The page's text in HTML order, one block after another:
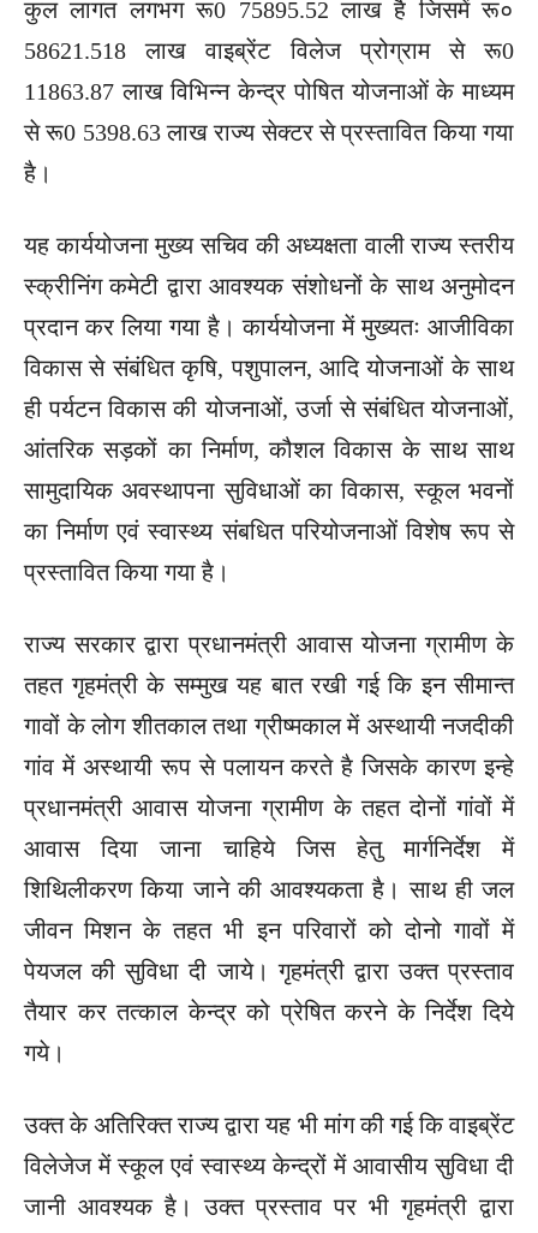
कुल लागत लगभग रू0 75895.52 लाख है जिसमें रू०
58621.518 लाख वाइब्रेंट विलेज प्रोग्राम से रू0
11863.87 लाख विभिन्न केन्द्र पोषित योजनाओं के माध्यम
से रू0 5398.63 लाख राज्य सेक्टर से प्रस्तावित किया गया
है।
यह कार्ययोजना मुख्य सचिव की अध्यक्षता वाली राज्य स्तरीय
स्क्रीनिंग कमेटी द्वारा आवश्यक संशोधनों के साथ अनुमोदन
प्रदान कर लिया गया है। कार्ययोजना में मुख्यतः आजीविका
विकास से संबंधित कृषि, पशुपालन, आदि योजनाओं के साथ
ही पर्यटन विकास की योजनाओं, उर्जा से संबंधित योजनाओं,
आंतरिक सड़कों का निर्माण, कौशल विकास के साथ साथ
सामुदायिक अवस्थापना सुविधाओं का विकास, स्कूल भवनों
का निर्माण एवं स्वास्थ्य संबधित परियोजनाओं विशेष रूप से
प्रस्तावित किया गया है।
राज्य सरकार द्वारा प्रधानमंत्री आवास योजना ग्रामीण के
तहत गृहमंत्री के सम्मुख यह बात रखी गई कि इन सीमान्त
गावों के लोग शीतकाल तथा ग्रीष्मकाल में अस्थायी नजदीकी
गांव में अस्थायी रूप से पलायन करते है जिसके कारण इन्हे
प्रधानमंत्री आवास योजना ग्रामीण के तहत दोनों गांवों में
आवास दिया जाना चाहिये जिस हेतु मार्गनिर्देश में
शिथिलीकरण किया जाने की आवश्यकता है। साथ ही जल
जीवन मिशन के तहत भी इन परिवारों को दोनो गावों में
पेयजल की सुविधा दी जाये। गृहमंत्री द्वारा उक्त प्रस्ताव
तैयार कर तत्काल केन्द्र को प्रेषित करने के निर्देश दिये
गये।
उक्त के अतिरिक्त राज्य द्वारा यह भी मांग की गई कि वाइब्रेंट
विलेजेज में स्कूल एवं स्वास्थ्य केन्द्रों में आवासीय सुविधा दी
जानी आवश्यक है। उक्त प्रस्ताव पर भी गृहमंत्री द्वारा